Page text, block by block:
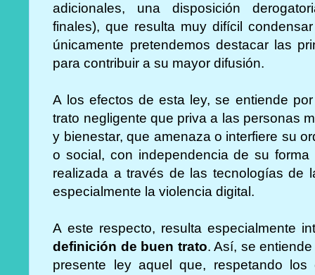
adicionales, una disposición
finales), que resulta muy difícil
únicamente pretendemos destacar las
para contribuir a su mayor difusión.
A los efectos de esta ley, se entiende
trato negligente que priva a las personas
y bienestar, que amenaza o interfiere su
o social, con independencia de su
realizada a través de las tecnologías de
especialmente la violencia digital.
A este respecto, resulta especialmente
definición de buen trato. Así, se
presente ley aquel que, respetando los